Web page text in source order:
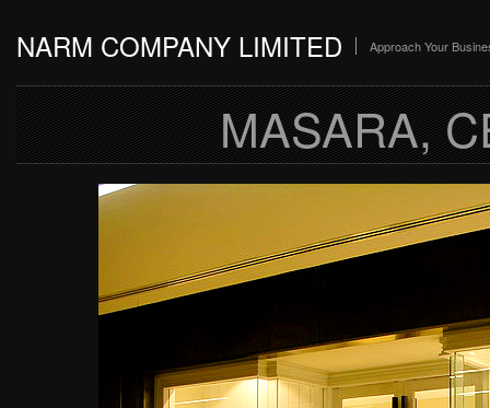
NARM COMPANY LIMITED Approach Your
MASARA,